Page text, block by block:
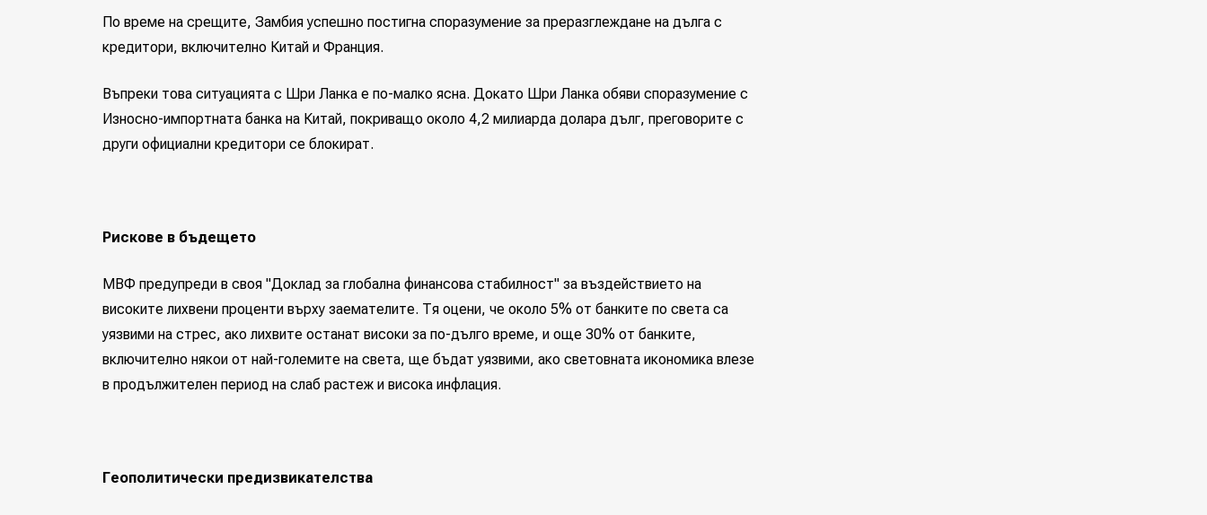
По време на срещите, Замбия успешно постигна споразумение за преразглеждане на дълга с
кредитори, включително Китай и Франция.
Въпреки това ситуацията с Шри Ланка е по-малко ясна. Докато Шри Ланка обяви споразумение с
Износно-импортната банка на Китай, покриващо около 4,2 милиарда долара дълг, преговорите с
други официални кредитори се блокират.
Рискове в бъдещето
МВФ предупреди в своя "Доклад за глобална финансова стабилност" за въздействието на
високите лихвени проценти върху заемателите. Тя оцени, че около 5% от банките по света са
уязвими на стрес, ако лихвите останат високи за по-дълго време, и още 30% от банките,
включително някои от най-големите на света, ще бъдат уязвими, ако световната икономика влезе
в продължителен период на слаб растеж и висока инфлация.
Геополитически предизвикателства